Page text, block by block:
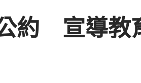
約 宣導教